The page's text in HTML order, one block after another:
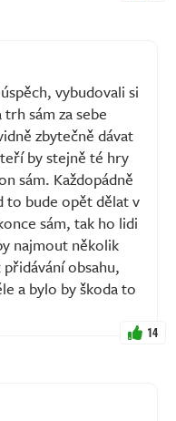
vybudovali si
sám za sebe
zbytečně dávat
by stejně té hry
sám. Každopádně
to bude opět dělat v
sám, tak ho lidi
najmout několik
obsahu,
a bylo by škoda to
14